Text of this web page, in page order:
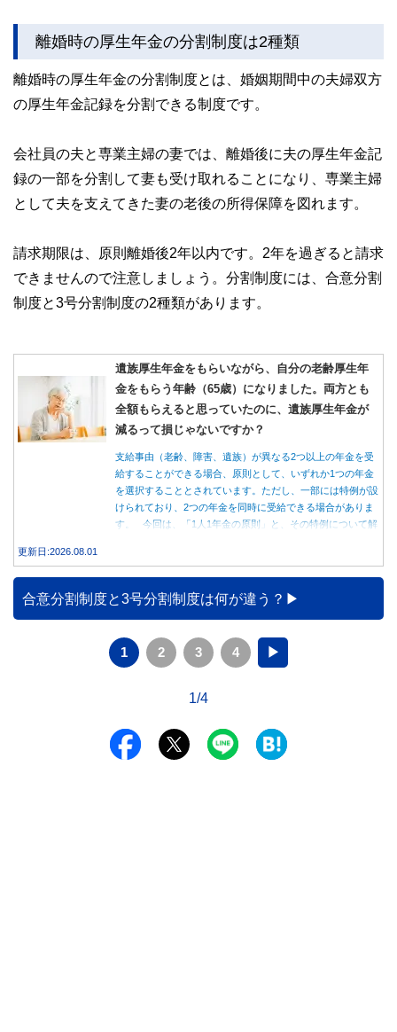
離婚時の厚生年金の分割制度は2種類
離婚時の厚生年金の分割制度とは、婚姻期間中の夫婦双方
の厚生年金記録を分割できる制度です。
会社員の夫と専業主婦の妻では、離婚後に夫の厚生年金記
録の一部を分割して妻も受け取れることになり、専業主婦
として夫を支えてきた妻の老後の所得保障を図れます。
請求期限は、原則離婚後2年以内です。2年を過ぎると請求
できませんので注意しましょう。分割制度には、合意分割
制度と3号分割制度の2種類があります。
遺族厚生年金をもらいながら、自分の老齢厚生年
金をもらう年齢（65歳）になりました。両方とも
全額もらえると思っていたのに、遺族厚生年金が
減るって損じゃないですか？
支給事由（老齢、障害、遺族）が異なる2つ以上の年金を受
給することができる場合、原則として、いずれか1つの年金
を選択することとされています。ただし、一部には特例が設
けられており、2つの年金を同時に受給できる場合がありま
す。 今回は、「1人1年金の原則」と、その特例について解
更新日:2026.08.01
合意分割制度と3号分割制度は何が違う？
1 2 3 4 ▶
1/4